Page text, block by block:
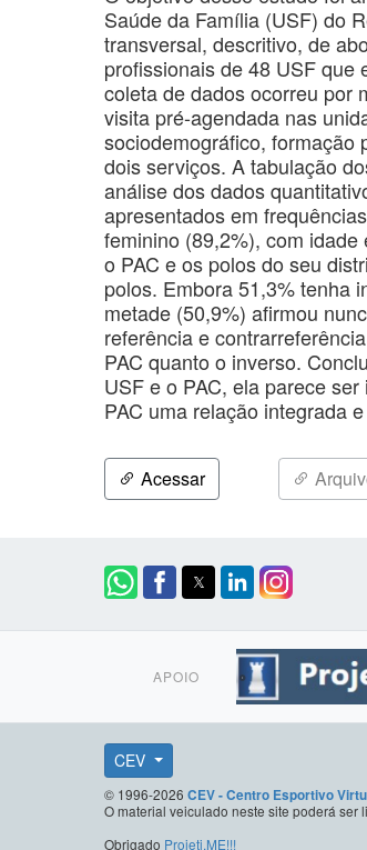
Saúde da Família (USF) do
transversal, descritivo, de
profissionais de 48 USF que
coleta de dados ocorreu por
visita pré-agendada nas
sociodemográfico, formação
dois serviços. A tabulação
análise dos dados
apresentados em
feminino (89,2%), com
o PAC e os polos do seu
polos. Embora 51,3% tenha
metade (50,9%) afirmou
referência e
PAC quanto o inverso.
USF e o PAC, ela parece
PAC uma relação integrada
Acessar
APOIO
CEV
© 1996-2026 CEV - Centro Esportivo
O material veiculado neste site poderá ser
Obrigado Projeti.ME!!!